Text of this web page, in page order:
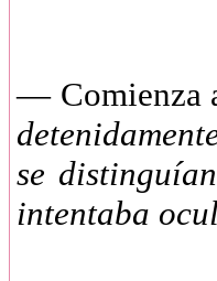
— Comienza
se
intentaba